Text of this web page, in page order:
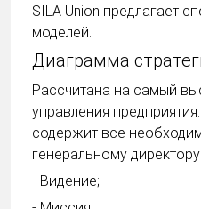
SILA Union предлагает
моделей.
Диаграмма
Рассчитана на самый
управления
содержит все
генеральному
- Видение;